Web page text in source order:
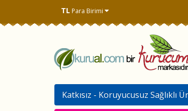
TL Para Birimi
Katkısız - Koruyucusuz Sağlıklı